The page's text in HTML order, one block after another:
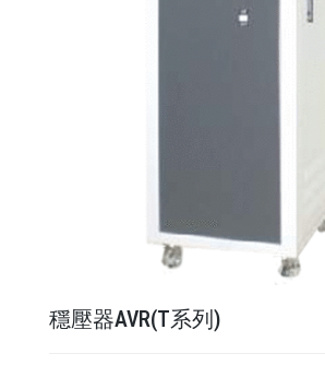
穩壓器AVR(T系列)